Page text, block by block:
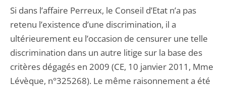
Si dans l’affaire Perreux, le Conseil d’Etat n’a pas
retenu l’existence d’une discrimination, il a
ultérieurement eu l’occasion de censurer une telle
discrimination dans un autre litige sur la base des
critères dégagés en 2009 (CE, 10 janvier 2011, Mme
Lévèque, n°325268). Le même raisonnement a été